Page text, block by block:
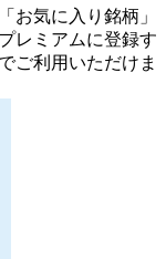
「お気に入り銘柄」
レミアムに登録す
ご利用いただけま